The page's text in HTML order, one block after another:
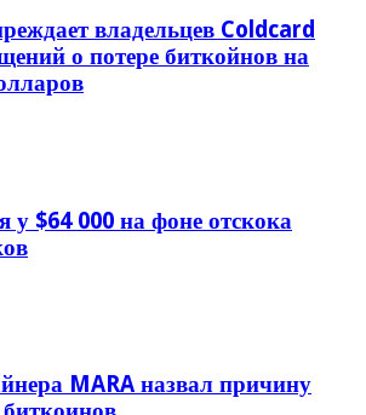
владельцев Coldcard
о потере биткойнов на
у $64 000 на фоне отскока
MARA назвал причину